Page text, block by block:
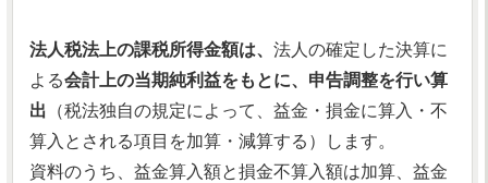
法人税法上の課税所得金額は、 法人の確定した決算に
よる会計上の当期純利益をもとに、申告調整を行い算
出 （税法独自の規定によって、益金・損金に算入・不
算入とされる項目を加算・減算する）します。
資料のうち、益金算入額と損金不算入額は加算、益金